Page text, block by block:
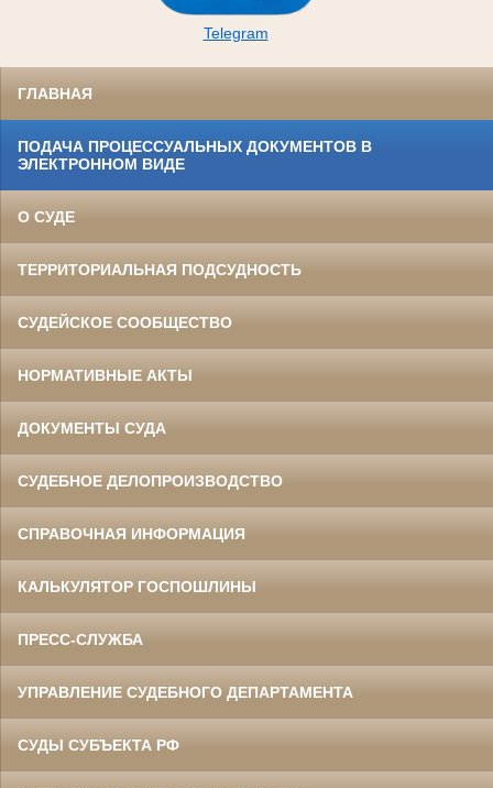
Telegram
ГЛАВНАЯ
ПОДАЧА ПРОЦЕССУАЛЬНЫХ ДОКУМЕНТОВ В
ЭЛЕКТРОННОМ ВИДЕ
О СУДЕ
ТЕРРИТОРИАЛЬНАЯ ПОДСУДНОСТЬ
СУДЕЙСКОЕ СООБЩЕСТВО
НОРМАТИВНЫЕ АКТЫ
ДОКУМЕНТЫ СУДА
СУДЕБНОЕ ДЕЛОПРОИЗВОДСТВО
СПРАВОЧНАЯ ИНФОРМАЦИЯ
КАЛЬКУЛЯТОР ГОСПОШЛИНЫ
ПРЕСС-СЛУЖБА
УПРАВЛЕНИЕ СУДЕБНОГО ДЕПАРТАМЕНТА
СУДЫ СУБЪЕКТА РФ